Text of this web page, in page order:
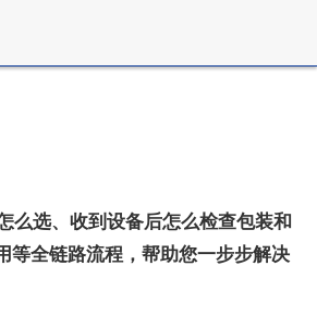
么选、收到设备后怎么检查包装和
等全链路流程，帮助您一步步解决